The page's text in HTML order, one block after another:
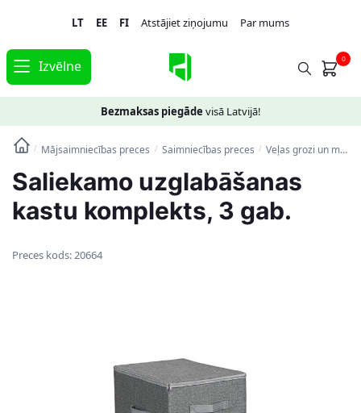
navigation
content
LT EE FI Atstājiet ziņojumu Par mums
Izvēlne 0
Bezmaksas piegāde visā Latvijā!
/ Mājsaimniecības preces / Saimniecības preces / Veļas grozi un mantu uzglabāšanas kastes
Saliekamo uzglabāšanas
kastu komplekts, 3 gab.
Preces kods:20664